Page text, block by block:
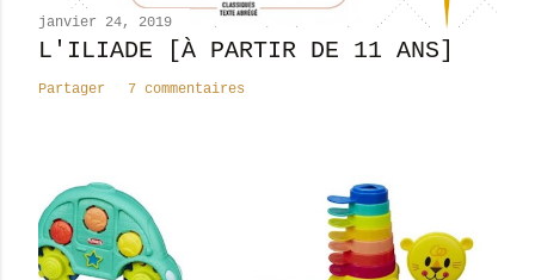
n
t
i
janvier 24, 2019
L'ILIADE [À PARTIR DE 11 ANS]
Partager 7 commentaires